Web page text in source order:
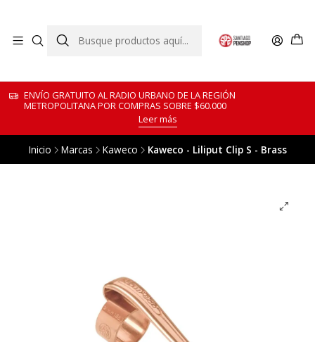
ENVÍO GRATUITO AL RADIO URBANO DE LA REGIÓN
METROPOLITANA POR COMPRAS SOBRE $60.000
Leer más
Inicio Marcas Kaweco Kaweco - Liliput Clip S - Brass